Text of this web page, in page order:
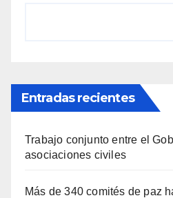
Entradas recientes
Trabajo conjunto entre el
asociaciones civiles
Más de 340 comités de paz